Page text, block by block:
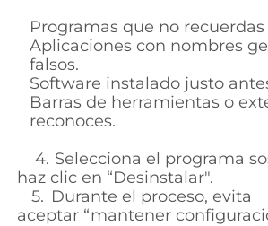
Programas que no
Aplicaciones con nombres
falsos.
Software instalado justo
Barras de herramientas o
reconoces.
4. Selecciona el programa
haz clic en “Desinstalar".
5. Durante el proceso, evita
aceptar “mantener